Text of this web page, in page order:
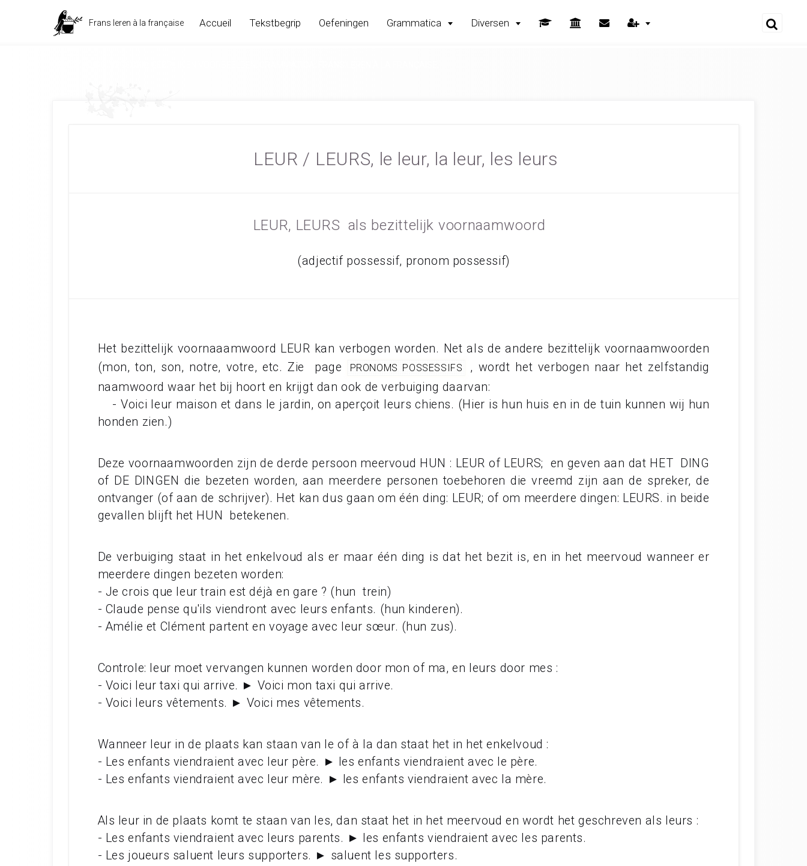
Frans leren à la française Accueil Tekstbegrip Oefeningen Grammatica Diversen
LEUR / LEURS, le leur, la leur, les leurs
LEUR, LEURS als bezittelijk voornaamwoord
(adjectif possessif, pronom possessif)
Het bezittelijk voornaaamwoord LEUR kan verbogen worden. Net als de andere bezittelijk voornaamwoorden
(mon, ton, son, notre, votre, etc. Zie page
PRONOMS POSSESSIFS
, wordt het verbogen naar het zelfstandig
naamwoord waar het bij hoort en krijgt dan ook de verbuiging daarvan:
- Voici leur maison et dans le jardin, on aperçoit leurs chiens. (Hier is hun huis en in de tuin kunnen wij hun
honden zien.)
Deze voornaamwoorden zijn de derde persoon meervoud HUN : LEUR of LEURS; en geven aan dat HET DING
of DE DINGEN die bezeten worden, aan meerdere personen toebehoren die vreemd zijn aan de spreker, de
ontvanger (of aan de schrijver). Het kan dus gaan om één ding: LEUR; of om meerdere dingen: LEURS. in beide
gevallen blijft het HUN betekenen.
De verbuiging staat in het enkelvoud als er maar één ding is dat het bezit is, en in het meervoud wanneer er
meerdere dingen bezeten worden:
- Je crois que leur train est déjà en gare ? (hun trein)
- Claude pense qu'ils viendront avec leurs enfants. (hun kinderen).
- Amélie et Clément partent en voyage avec leur sœur. (hun zus).
Controle: leur moet vervangen kunnen worden door mon of ma, en leurs door mes :
- Voici leur taxi qui arrive. ► Voici mon taxi qui arrive.
- Voici leurs vêtements. ► Voici mes vêtements.
Wanneer leur in de plaats kan staan van le of à la dan staat het in het enkelvoud :
- Les enfants viendraient avec leur père. ► les enfants viendraient avec le père.
- Les enfants viendraient avec leur mère. ► les enfants viendraient avec la mère.
Als leur in de plaats komt te staan van les, dan staat het in het meervoud en wordt het geschreven als leurs :
- Les enfants viendraient avec leurs parents. ► les enfants viendraient avec les parents.
- Les joueurs saluent leurs supporters. ► saluent les supporters.